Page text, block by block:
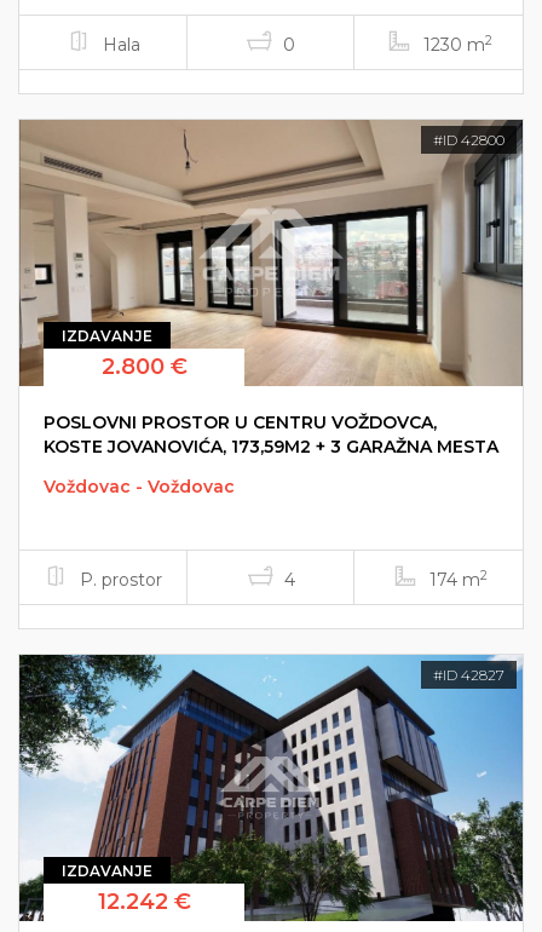
Hala 0 1230 m2
#ID 42800
IZDAVANJE
2.800 €
POSLOVNI PROSTOR U CENTRU VOŽDOVCA,
KOSTE JOVANOVIĆA, 173,59M2 + 3 GARAŽNA MESTA
Voždovac - Voždovac
P. prostor 4 174 m2
#ID 42827
IZDAVANJE
12.242 €